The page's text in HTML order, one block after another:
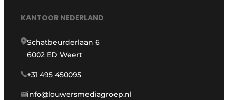
KANTOOR NEDERLAND
Schatbeurderlaan 6
6002 ED Weert
+31 495 450095
info@louwersmediagroep.nl